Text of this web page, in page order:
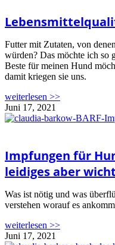
Futter mit Zutaten, von
würden? Das möchte ich so
Beste für meinen Hund
damit kriegen sie uns.
weiterlesen >>
Juni 17, 2021
Impfungen für
leidiges aber
Was ist nötig und was
verstehen worauf es
weiterlesen >>
Juni 17, 2021